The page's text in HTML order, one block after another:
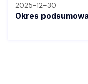
2025-12-30
Okres